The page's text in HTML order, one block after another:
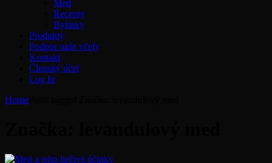
Med
Recepty
Bylinky
Produkty
Podpor naše včely
Kontakt
Členský účet
Log In
Home